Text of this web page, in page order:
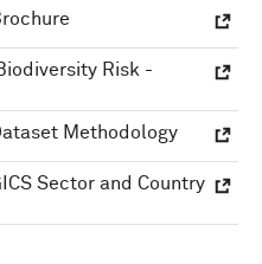
Risk -
Methodology
Sector and Country